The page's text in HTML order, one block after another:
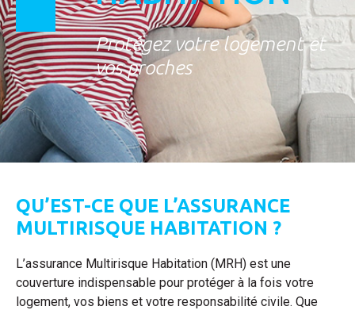
Protégez votre logement et
vos proches
QU’EST-CE QUE L’ASSURANCE
MULTIRISQUE HABITATION ?
L’assurance Multirisque Habitation (MRH) est une
couverture indispensable pour protéger à la fois votre
logement, vos biens et votre responsabilité civile. Que